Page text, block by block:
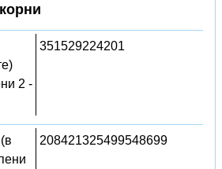
2 -
351529224201
208421325499548699